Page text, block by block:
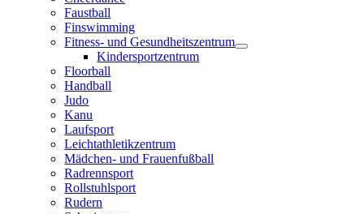
Faustball
Finswimming
Fitness- und Gesundheitszentrum
Kindersportzentrum
Floorball
Handball
Judo
Kanu
Laufsport
Leichtathletikzentrum
Mädchen- und Frauenfußball
Radrennsport
Rollstuhlsport
Rudern